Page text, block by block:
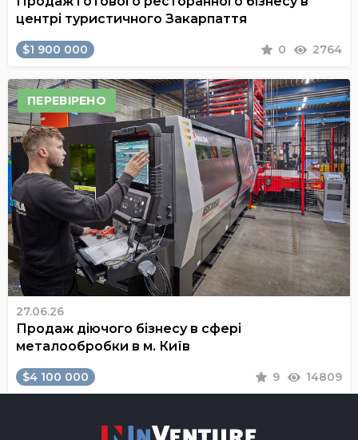
центрі туристичного Закарпаття
$1 900 000 0 2764
ПЕРЕВІРЕНО
27.06.26
Продаж діючого бізнесу в сфері
металообробки в м. Київ
$4 100 000 9 14809